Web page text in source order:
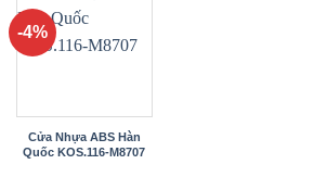
-4%
Cửa Nhựa ABS Hàn
Quốc KOS.116-M8707